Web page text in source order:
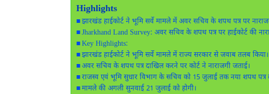
Highlights
झारखंड हाईकोर्ट ने भूमि सर्वे मामले में अवर सचिव के शपथ पत्र पर
Jharkhand Land Survey: अवर सचिव के शपथ पत्र पर हाईकोर्ट की
Key Highlights:
झारखंड हाईकोर्ट ने भूमि सर्वे मामले में राज्य सरकार से जवाब तलब किया।
अवर सचिव के शपथ पत्र दाखिल करने पर कोर्ट ने नाराजगी जताई।
राजस्व एवं भूमि सुधार विभाग के सचिव को 15 जुलाई तक नया शपथ पत्र
मामले की अगली सुनवाई 21 जुलाई को होगी।